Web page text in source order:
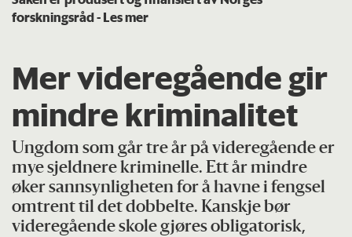
forskningsråd- Les mer
Mer videregående gir
mindre kriminalitet
Ungdom som går tre år på videregående er
mye sjeldnere kriminelle. Ett år mindre
øker sannsynligheten for å havne i fengsel
omtrent til det dobbelte. Kanskje bør
videregående skole gjøres obligatorisk,